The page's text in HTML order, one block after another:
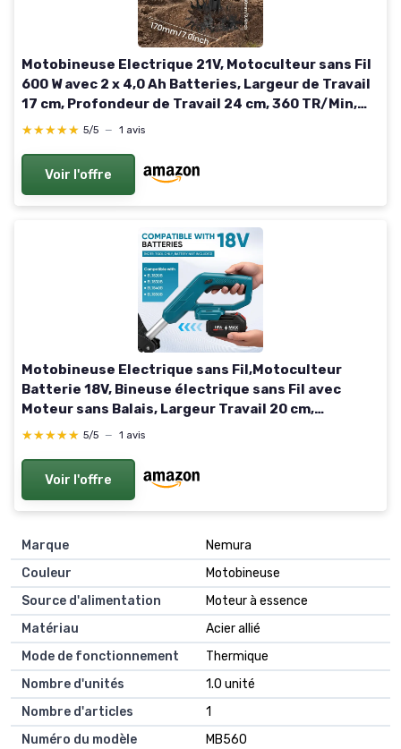
Motobineuse Electrique 21V, Motoculteur sans Fil
600 W avec 2 x 4,0 Ah Batteries, Largeur de Travail
17 cm, Profondeur de Travail 24 cm, 360 TR/Min,
Motobineuse Électrique pour Le Jardin et la Cour
★★★★★
★★★★★ 5/5 — 1 avis
Voir l'offre
Motobineuse Electrique sans Fil,Motoculteur
Batterie 18V, Bineuse électrique sans Fil avec
Moteur sans Balais, Largeur Travail 20 cm,
Profondeur Travail 15 cm,pour Jardins et Cours
★★★★★
★★★★★ 5/5 — 1 avis
Voir l'offre
Marque
Nemura
Couleur
Motobineuse
Source d'alimentation
Moteur à essence
Matériau
Acier allié
Mode de fonctionnement
Thermique
Nombre d'unités
1.0 unité
Nombre d'articles
1
Numéro du modèle
MB560